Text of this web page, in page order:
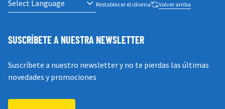
Restablecer el idioma Volver arriba
SUSCRÍBETE A NUESTRA NEWSLETTER
Suscríbete a nuestro newsletter y no te pierdas las últimas
novedades y promociones